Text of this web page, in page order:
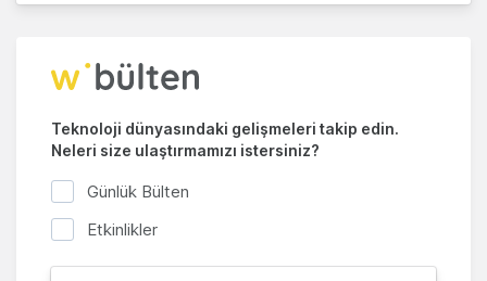
Teknoloji dünyasındaki gelişmeleri takip edin.
Neleri size ulaştırmamızı istersiniz?
Günlük Bülten
Etkinlikler